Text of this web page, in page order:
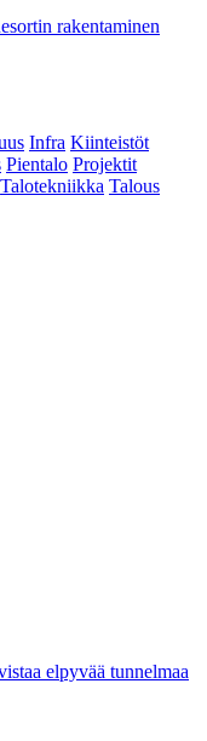
rakentaminen
Infra Kiinteistöt
Pientalo Projektit
Talotekniikka Talous
elpyvää tunnelmaa